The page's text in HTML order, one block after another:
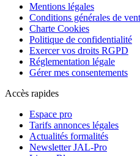
Mentions légales
Conditions générales de
Charte Cookies
Politique de confidentialité
Exercer vos droits RGPD
Réglementation légale
Gérer mes consentements
Accès rapides
Espace pro
Tarifs annonces légales
Actualités formalités
Newsletter JAL-Pro